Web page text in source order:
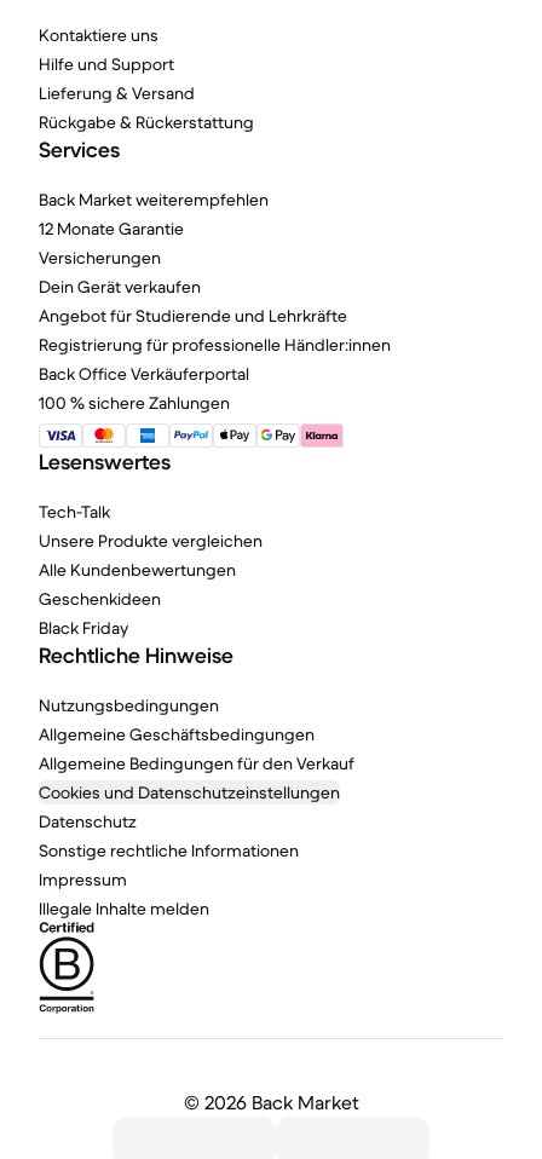
Kontaktiere uns
Hilfe und Support
Lieferung & Versand
Rückgabe & Rückerstattung
Services
Back Market weiterempfehlen
12 Monate Garantie
Versicherungen
Dein Gerät verkaufen
Angebot für Studierende und Lehrkräfte
Registrierung für professionelle Händler:innen
Back Office Verkäuferportal
100 % sichere Zahlungen
Lesenswertes
Tech-Talk
Unsere Produkte vergleichen
Alle Kundenbewertungen
Geschenkideen
Black Friday
Rechtliche Hinweise
Nutzungsbedingungen
Allgemeine Geschäftsbedingungen
Allgemeine Bedingungen für den Verkauf
Cookies und Datenschutzeinstellungen
Datenschutz
Sonstige rechtliche Informationen
Impressum
Illegale Inhalte melden
© 2026 Back Market